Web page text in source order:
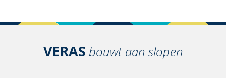
VERAS bouwt aan slopen